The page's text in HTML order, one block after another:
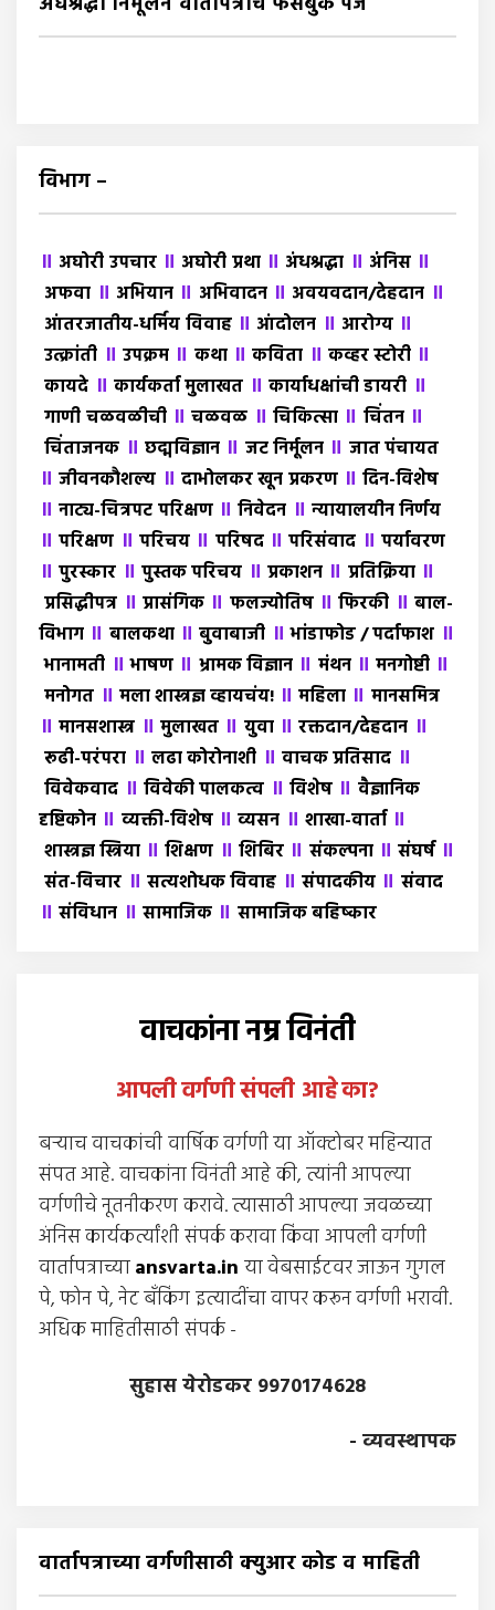
विभाग –
॥ अघोरी उपचार ॥ अघोरी प्रथा ॥ अंधश्रद्धा ॥ अंंनिस ॥
अफवा ॥ अभियान ॥ अभिवादन ॥ अवयवदान/देहदान ॥
आंतरजातीय-धर्मिय विवाह ॥ आंदोलन ॥ आरोग्य ॥
उत्क्रांती ॥ उपक्रम ॥ कथा ॥कविता ॥ कव्हर स्टोरी ॥
कायदे ॥ कार्यकर्ता मुलाखत ॥ कार्याधक्षांची डायरी ॥
गाणी चळवळीची ॥चळवळ ॥ चिकित्सा ॥ चिंतन ॥
चिंताजनक ॥ छद्मविज्ञान ॥ जट निर्मूलन ॥ जात पंचायत
॥जीवनकौशल्य ॥ दाभोलकर खून प्रकरण ॥दिन-विशेष
॥नाट्य-चित्रपट परिक्षण ॥निवेदन ॥ न्यायालयीन निर्णय
॥परिक्षण ॥ परिचय ॥ परिषद ॥परिसंवाद ॥ पर्यावरण
॥पुरस्कार ॥ पुस्तक परिचय ॥ प्रकाशन ॥ प्रतिक्रिया ॥
प्रसिद्धीपत्र ॥ प्रासंगिक ॥ फलज्योतिष ॥फिरकी ॥ बाल-
विभाग ॥ बालकथा ॥बुवाबाजी ॥भांडाफोड / पर्दाफाश ॥
भानामती ॥भाषण ॥ भ्रामक विज्ञान ॥ मंथन ॥मनगोष्टी ॥
मनोगत ॥ मला शास्त्रज्ञ व्हायचंय! ॥महिला ॥ मानसमित्र
॥मानसशास्त्र ॥ मुलाखत ॥ युवा ॥रक्तदान/देहदान ॥
रूढी-परंपरा ॥ लढा कोरोनाशी ॥ वाचक प्रतिसाद ॥
विवेकवाद ॥ विवेकी पालकत्व ॥ विशेष ॥ वैज्ञानिक
दृष्टिकोन ॥ व्यक्ती-विशेष ॥व्यसन ॥ शाखा-वार्ता ॥
शास्त्रज्ञ स्त्रिया ॥शिक्षण ॥ शिबिर ॥ संकल्पना ॥संघर्ष ॥
संत-विचार ॥ सत्यशोधक विवाह ॥ संपादकीय ॥ संवाद
॥संविधान ॥ सामाजिक ॥ सामाजिक बहिष्कार
वाचकांना नम्र विनंती
आपली वर्गणी संपली आहेका?
बर्‍याच वाचकांची वार्षिक वर्गणी या ऑक्टोबर महिन्यात
संपत आहे. वाचकांना विनंती आहे की, त्यांनी आपल्या
वर्गणीचे नूतनीकरण करावे. त्यासाठी आपल्या जवळच्या
अंनिस कार्यकर्त्यांशी संपर्क करावा किंवा आपली वर्गणी
वार्तापत्राच्याansvarta.in या वेबसाईटवर जाऊन गुगल
पे, फोन पे, नेट बँकिंग इत्यादींचा वापर करून वर्गणी भरावी.
अधिक माहितीसाठी संपर्क -
सुहास येरोडकर 9970174628
- व्यवस्थापक
वार्तापत्राच्या वर्गणीसाठी क्युआर कोड व माहिती